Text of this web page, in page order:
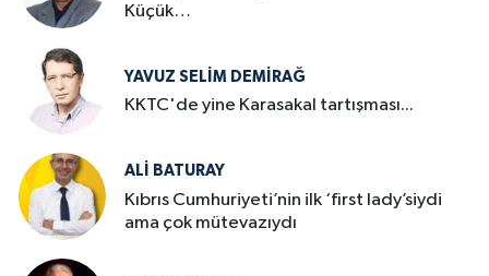
Küçük…
YAVUZ SELIM DEMIRAĞ
KKTC'de yine Karasakal tartışması...
ALI BATURAY
Kıbrıs Cumhuriyeti’nin ilk ‘first lady’siydi
ama çok mütevazıydı